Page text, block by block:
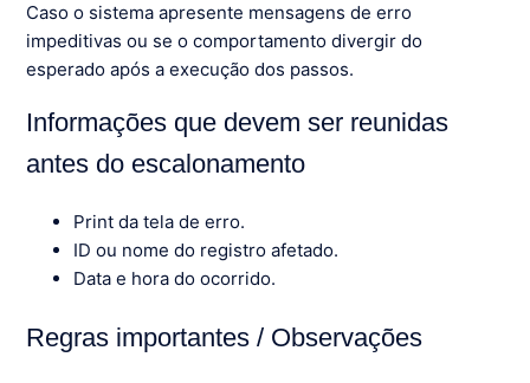
Caso o sistema apresente mensagens de erro
impeditivas ou se o comportamento divergir do
esperado após a execução dos passos.
Informações que devem ser reunidas
antes do escalonamento
Print da tela de erro.
ID ou nome do registro afetado.
Data e hora do ocorrido.
Regras importantes / Observações